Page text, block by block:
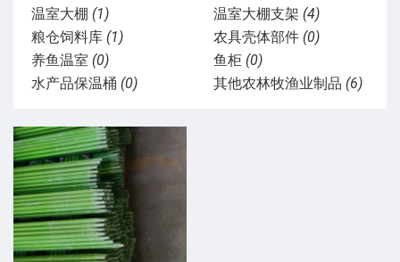
温室大棚 (1) 温室大棚支架 (4)
粮仓饲料库 (1) 农具壳体部件 (0)
养鱼温室 (0) 鱼柜 (0)
水产品保温桶 (0) 其他农林牧渔业制品 (6)